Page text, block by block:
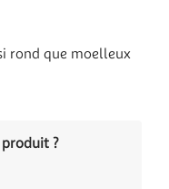
rond que moelleux
?